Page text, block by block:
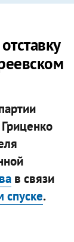
в связи
спуске.